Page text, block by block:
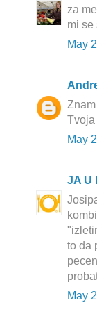
za
mi se
May
May
JA U
to da
May